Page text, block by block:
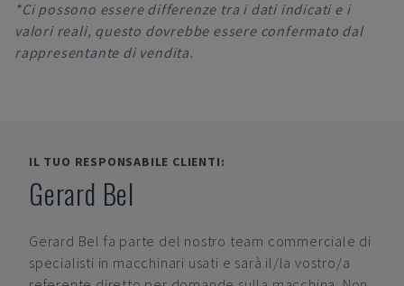
*Ci possono essere differenze tra i dati indicati e i
valori reali, questo dovrebbe essere confermato dal
rappresentante di vendita.
IL TUO RESPONSABILE CLIENTI:
Gerard Bel
Gerard Bel fa parte del nostro team commerciale di
specialisti in macchinari usati e sarà il/la vostro/a